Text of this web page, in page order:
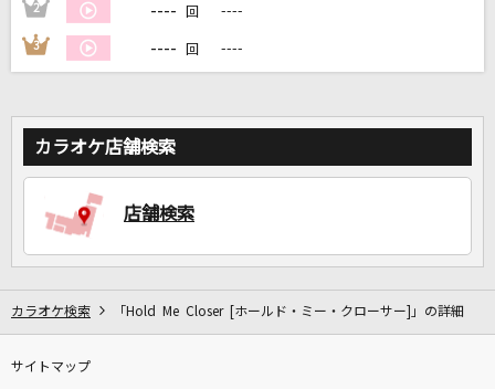
カラオケをもっと楽しもう！
2 ---- 回 ----
3 ---- 回 ----
カラオケ店舗検索
店舗検索
カラオケ検索 「Hold Me Closer [ホールド・ミー・クローサー]」の詳細
サイトマップ